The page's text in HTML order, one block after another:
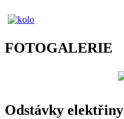
FOTOGALERIE
Odstávky elektřiny